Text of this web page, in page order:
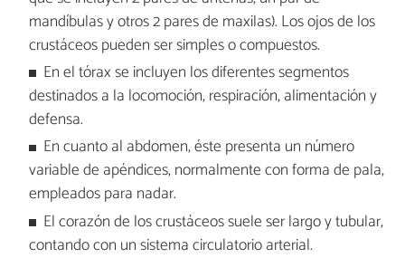
mandíbulas y otros 2 pares de maxilas). Los ojos de los
crustáceos pueden ser simples o compuestos.
En el tórax se incluyen los diferentes segmentos
destinados a la locomoción, respiración, alimentación y
defensa.
En cuanto al abdomen, éste presenta un número
variable de apéndices, normalmente con forma de pala,
empleados para nadar.
El corazón de los crustáceos suele ser largo y tubular,
contando con un sistema circulatorio arterial.